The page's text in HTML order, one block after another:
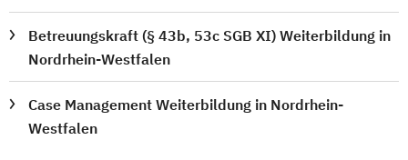
Betreuungskraft (§ 43b, 53c SGB XI) Weiterbildung in
Nordrhein-Westfalen
Case Management Weiterbildung in Nordrhein-
Westfalen